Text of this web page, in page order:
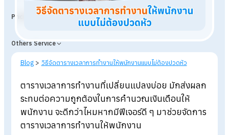
Prices
Others Service